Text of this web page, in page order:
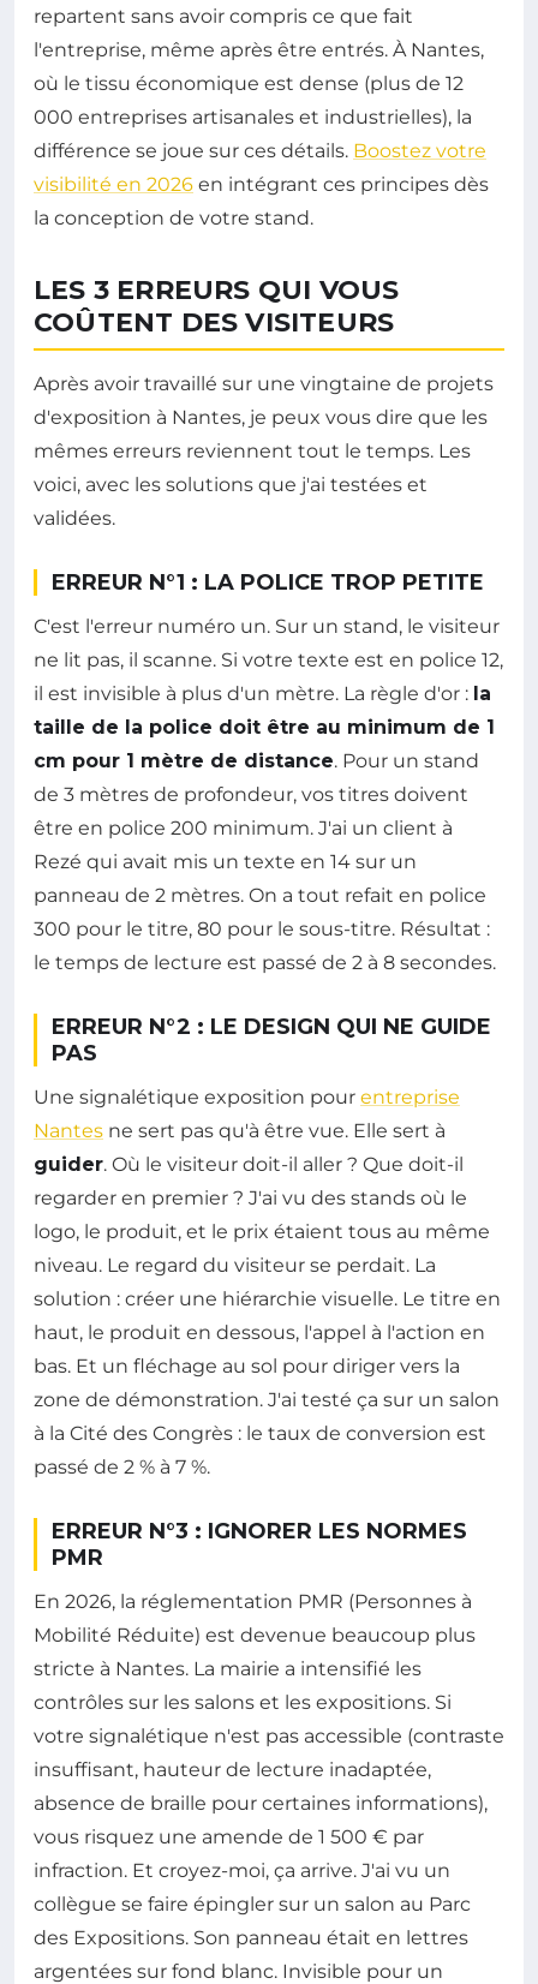
repartent sans avoir compris ce que fait
l'entreprise, même après être entrés. À Nantes,
où le tissu économique est dense (plus de 12
000 entreprises artisanales et industrielles), la
différence se joue sur ces détails. Boostez votre
visibilité en 2026 en intégrant ces principes dès
la conception de votre stand.
LES 3 ERREURS QUI VOUS
COÛTENT DES VISITEURS
Après avoir travaillé sur une vingtaine de projets
d'exposition à Nantes, je peux vous dire que les
mêmes erreurs reviennent tout le temps. Les
voici, avec les solutions que j'ai testées et
validées.
ERREUR N°1 : LA POLICE TROP PETITE
C'est l'erreur numéro un. Sur un stand, le visiteur
ne lit pas, il scanne. Si votre texte est en police 12,
il est invisible à plus d'un mètre. La règle d'or : la
taille de la police doit être au minimum de 1
cm pour 1 mètre de distance. Pour un stand
de 3 mètres de profondeur, vos titres doivent
être en police 200 minimum. J'ai un client à
Rezé qui avait mis un texte en 14 sur un
panneau de 2 mètres. On a tout refait en police
300 pour le titre, 80 pour le sous-titre. Résultat :
le temps de lecture est passé de 2 à 8 secondes.
ERREUR N°2 : LE DESIGN QUI NE GUIDE
PAS
Une signalétique exposition pour entreprise
Nantes ne sert pas qu'à être vue. Elle sert à
guider. Où le visiteur doit-il aller ? Que doit-il
regarder en premier ? J'ai vu des stands où le
logo, le produit, et le prix étaient tous au même
niveau. Le regard du visiteur se perdait. La
solution : créer une hiérarchie visuelle. Le titre en
haut, le produit en dessous, l'appel à l'action en
bas. Et un fléchage au sol pour diriger vers la
zone de démonstration. J'ai testé ça sur un salon
à la Cité des Congrès : le taux de conversion est
passé de 2 % à 7 %.
ERREUR N°3 : IGNORER LES NORMES
PMR
En 2026, la réglementation PMR (Personnes à
Mobilité Réduite) est devenue beaucoup plus
stricte à Nantes. La mairie a intensifié les
contrôles sur les salons et les expositions. Si
votre signalétique n'est pas accessible (contraste
insuffisant, hauteur de lecture inadaptée,
absence de braille pour certaines informations),
vous risquez une amende de 1 500 € par
infraction. Et croyez-moi, ça arrive. J'ai vu un
collègue se faire épingler sur un salon au Parc
des Expositions. Son panneau était en lettres
argentées sur fond blanc. Invisible pour un